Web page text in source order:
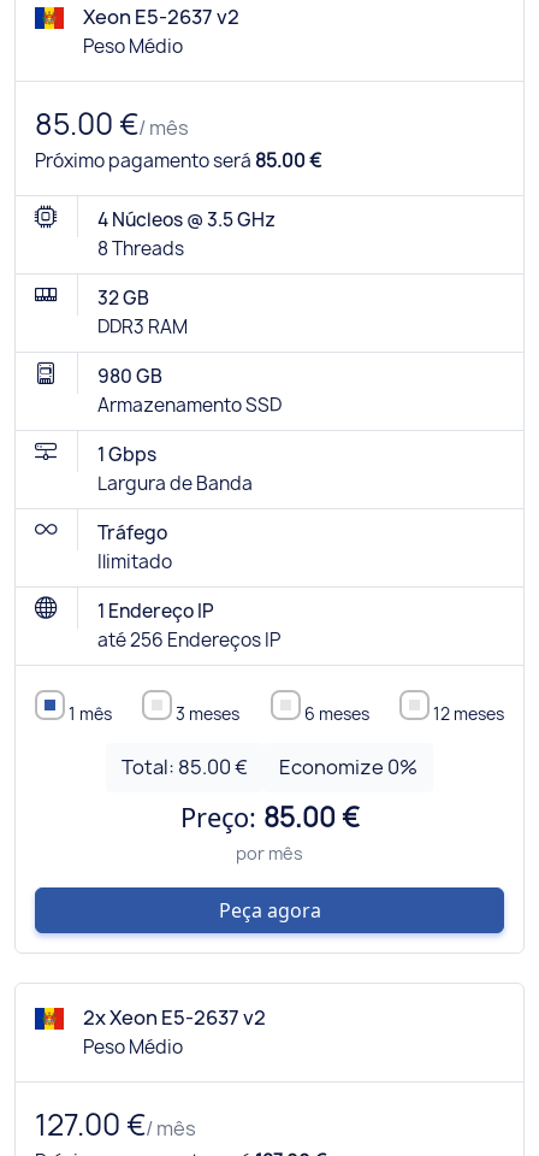
Xeon E5-2637 v2
Peso Médio
85.00 €/ mês
Próximo pagamento será 85.00 €
4 Núcleos @ 3.5 GHz
8 Threads
32 GB
DDR3 RAM
980 GB
Armazenamento SSD
1 Gbps
Largura de Banda
Tráfego
Ilimitado
1 Endereço IP
até 256 Endereços IP
1 mês 3 meses 6 meses 12 meses
Total: 85.00 € Economize 0%
Preço: 85.00 €
por mês
Peça agora
2x Xeon E5-2637 v2
Peso Médio
127.00 €/ mês